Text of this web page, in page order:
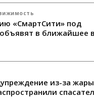
«СмартСити» под
в ближайшее
из-за